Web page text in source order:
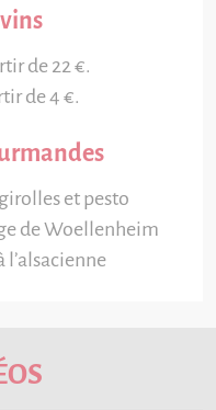
de 22 €.
de 4 €.
et pesto
de Woellenheim
l’alsacienne